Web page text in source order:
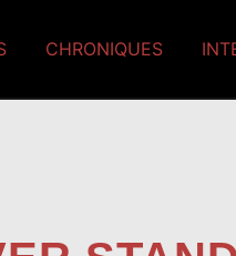
CHRONIQUES